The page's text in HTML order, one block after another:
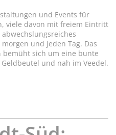
und Events für
viele davon mit freiem Eintritt
und jeden Tag. Das
bemüht sich um eine bunte
und nah im Veedel.